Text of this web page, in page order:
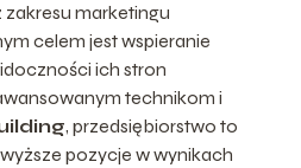
marketingu
celem jest wspieranie
ich stron
technikom i
, przedsiębiorstwo to
pozycje w wynikach